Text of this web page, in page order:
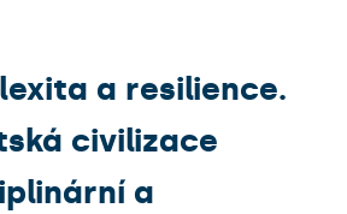
a resilience.
civilizace
a